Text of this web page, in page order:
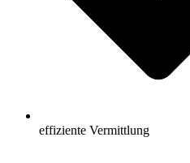
effiziente Vermittlung